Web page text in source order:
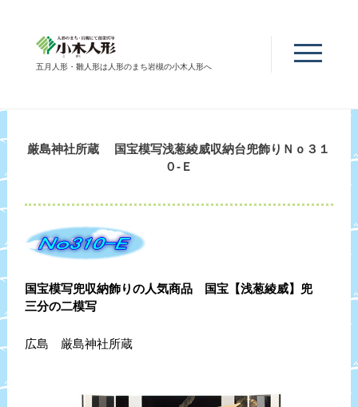
五月人形・雛人形は人形のまち岩槻の小木人形へ
厳島神社所蔵 国宝模写浅葱綾威収納台兜飾りＮｏ３１
０-Ｅ
国宝模写兜収納飾りの人気商品 国宝【浅葱綾威】兜
三分の二模写
広島 厳島神社所蔵